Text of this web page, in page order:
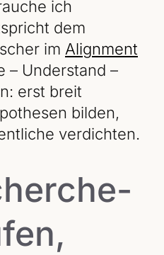
ich
dem
im Alignment
– Understand –
erst breit
bilden,
verdichten.